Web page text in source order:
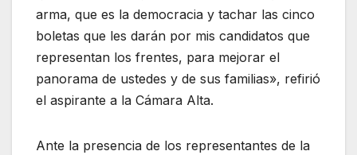
arma, que es la democracia y tachar las cinco
boletas que les darán por mis candidatos que
representan los frentes, para mejorar el
panorama de ustedes y de sus familias», refirió
el aspirante a la Cámara Alta.
Ante la presencia de los representantes de la